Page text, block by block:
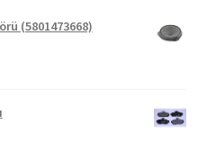
(5801473668)